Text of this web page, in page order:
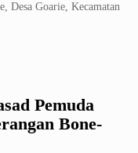
Desa Goarie, Kecamatan
Pemuda
Bone-